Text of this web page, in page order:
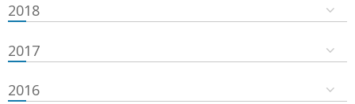
2018
2017
2016